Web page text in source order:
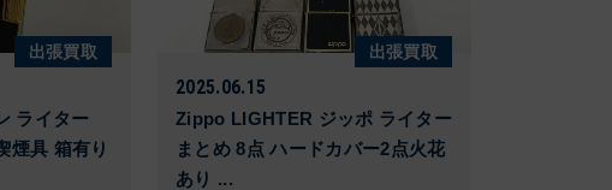
出張買取
ライター
煙具 箱有り
出張買取
2025.06.15
Zippo LIGHTER ジッポ ライター
まとめ 8点 ハードカバー2点火花
あり ...